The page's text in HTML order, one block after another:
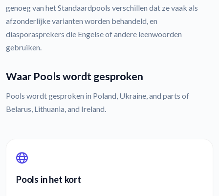
genoeg van het Standaardpools verschillen dat ze vaak als
afzonderlijke varianten worden behandeld, en
diasporasprekers die Engelse of andere leenwoorden
gebruiken.
Waar Pools wordt gesproken
Pools wordt gesproken in Poland, Ukraine, and parts of
Belarus, Lithuania, and Ireland.
Pools in het kort